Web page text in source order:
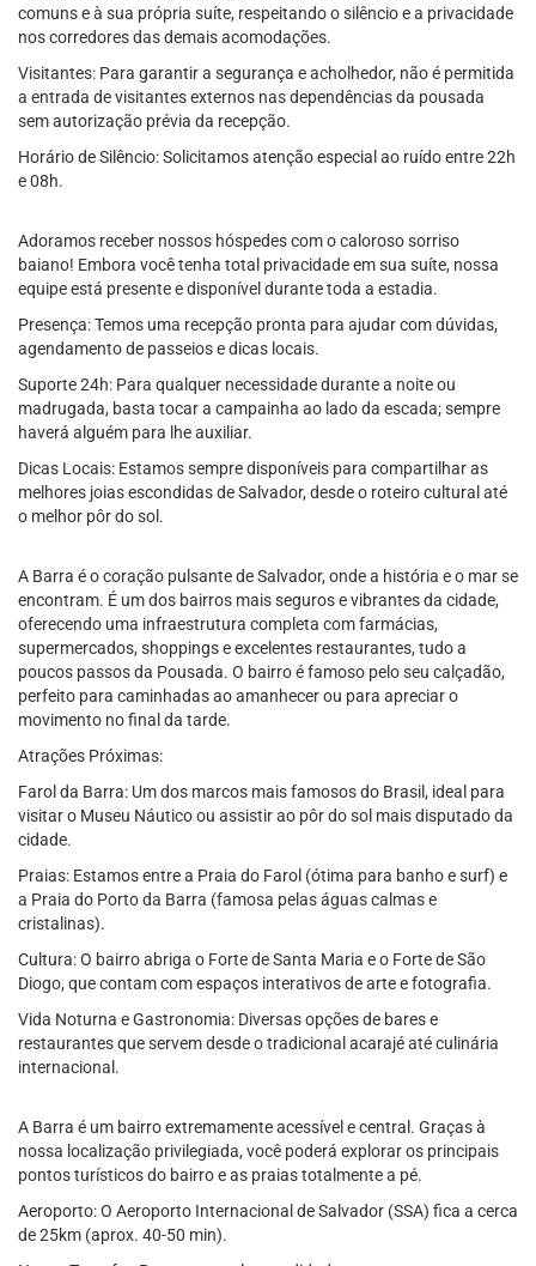
comuns e à sua própria suíte, respeitando o silêncio e a privacidade
nos corredores das demais acomodações.
Visitantes: Para garantir a segurança e acholhedor, não é permitida
a entrada de visitantes externos nas dependências da pousada
sem autorização prévia da recepção.
Horário de Silêncio: Solicitamos atenção especial ao ruído entre 22h
e 08h.
Adoramos receber nossos hóspedes com o caloroso sorriso
baiano! Embora você tenha total privacidade em sua suíte, nossa
equipe está presente e disponível durante toda a estadia.
Presença: Temos uma recepção pronta para ajudar com dúvidas,
agendamento de passeios e dicas locais.
Suporte 24h: Para qualquer necessidade durante a noite ou
madrugada, basta tocar a campainha ao lado da escada; sempre
haverá alguém para lhe auxiliar.
Dicas Locais: Estamos sempre disponíveis para compartilhar as
melhores joias escondidas de Salvador, desde o roteiro cultural até
o melhor pôr do sol.
A Barra é o coração pulsante de Salvador, onde a história e o mar se
encontram. É um dos bairros mais seguros e vibrantes da cidade,
oferecendo uma infraestrutura completa com farmácias,
supermercados, shoppings e excelentes restaurantes, tudo a
poucos passos da Pousada. O bairro é famoso pelo seu calçadão,
perfeito para caminhadas ao amanhecer ou para apreciar o
movimento no final da tarde.
Atrações Próximas:
Farol da Barra: Um dos marcos mais famosos do Brasil, ideal para
visitar o Museu Náutico ou assistir ao pôr do sol mais disputado da
cidade.
Praias: Estamos entre a Praia do Farol (ótima para banho e surf) e
a Praia do Porto da Barra (famosa pelas águas calmas e
cristalinas).
Cultura: O bairro abriga o Forte de Santa Maria e o Forte de São
Diogo, que contam com espaços interativos de arte e fotografia.
Vida Noturna e Gastronomia: Diversas opções de bares e
restaurantes que servem desde o tradicional acarajé até culinária
internacional.
A Barra é um bairro extremamente acessível e central. Graças à
nossa localização privilegiada, você poderá explorar os principais
pontos turísticos do bairro e as praias totalmente a pé.
Aeroporto: O Aeroporto Internacional de Salvador (SSA) fica a cerca
de 25km (aprox. 40-50 min).